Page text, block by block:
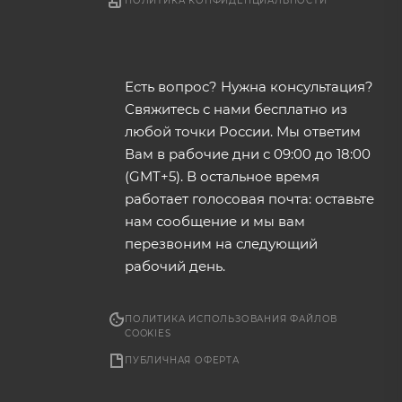
Есть вопрос? Нужна консультация?
Свяжитесь с нами бесплатно из
любой точки России. Мы ответим
Вам в рабочие дни с 09:00 до 18:00
(GMT+5). В остальное время
работает голосовая почта: оставьте
нам сообщение и мы вам
перезвоним на следующий
рабочий день.
ПОЛИТИКА ИСПОЛЬЗОВАНИЯ ФАЙЛОВ
COOKIES
ПУБЛИЧНАЯ ОФЕРТА